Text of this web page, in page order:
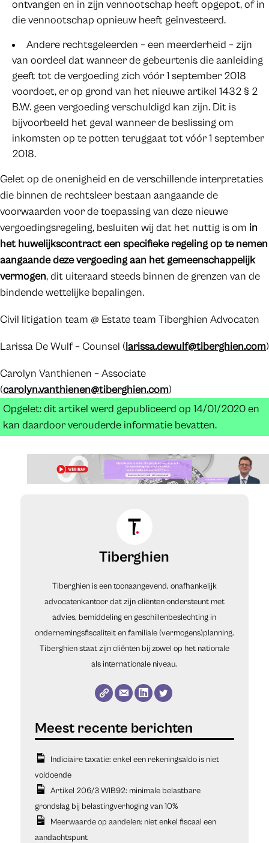
ontvangen en in zijn vennootschap heeft opgepot, of in
die vennootschap opnieuw heeft geïnvesteerd.
Andere rechtsgeleerden – een meerderheid – zijn
van oordeel dat wanneer de gebeurtenis die aanleiding
geeft tot de vergoeding zich vóór 1 september 2018
voordoet, er op grond van het nieuwe artikel 1432 § 2
B.W. geen vergoeding verschuldigd kan zijn. Dit is
bijvoorbeeld het geval wanneer de beslissing om
inkomsten op te potten teruggaat tot vóór 1 september
2018.
Gelet op de onenigheid en de verschillende interpretaties
die binnen de rechtsleer bestaan aangaande de
voorwaarden voor de toepassing van deze nieuwe
vergoedingsregeling, besluiten wij dat het nuttig is om in
het huwelijkscontract een specifieke regeling op te nemen
aangaande deze vergoeding aan het gemeenschappelijk
vermogen, dit uiteraard steeds binnen de grenzen van de
bindende wettelijke bepalingen.
Civil litigation team @ Estate team Tiberghien Advocaten
Larissa De Wulf – Counsel (larissa.dewulf@tiberghien.com)
Carolyn Vanthienen – Associate
(carolyn.vanthienen@tiberghien.com)
Opgelet: dit artikel werd gepubliceerd op 14/01/2020 en
kan daardoor verouderde informatie bevatten.
Tiberghien
Tiberghien is een toonaangevend, onafhankelijk
advocatenkantoor dat zijn cliënten ondersteunt met
advies, bemiddeling en geschillenbeslechting in
ondernemingsfiscaliteit en familiale (vermogens)planning.
Tiberghien staat zijn cliënten bij zowel op het nationale
als internationale niveau.
Indiciaire taxatie: enkel een rekeningsaldo is niet
voldoende
Artikel 206/3 WIB92: minimale belastbare
grondslag bij belastingverhoging van 10%
Meerwaarde op aandelen: niet enkel fiscaal een
aandachtspunt